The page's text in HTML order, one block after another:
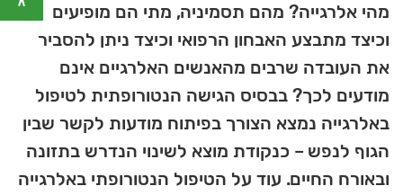
מהי אלרגייה? מהם תסמיניה, מתי הם מופיעים
וכיצד מתבצע האבחון הרפואי וכיצד ניתן להסביר
את העובדה שרבים מהאנשים האלרגיים אינם
מודעים לכך? בבסיס הגישה הנטורופתית לטיפול
באלרגייה נמצא הצורך בפיתוח מודעות לקשר שבין
הגוף לנפש – כנקודת מוצא לשינוי הנדרש בתזונה
ובאורח החיים. עוד על הטיפול הנטורופתי באלרגייה